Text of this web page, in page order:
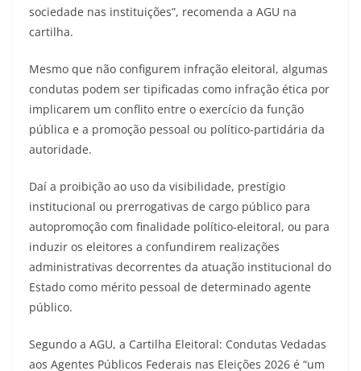
sociedade nas instituições”, recomenda a AGU na
cartilha.
Mesmo que não configurem infração eleitoral, algumas
condutas podem ser tipificadas como infração ética por
implicarem um conflito entre o exercício da função
pública e a promoção pessoal ou político-partidária da
autoridade.
Daí a proibição ao uso da visibilidade, prestígio
institucional ou prerrogativas de cargo público para
autopromoção com finalidade político-eleitoral, ou para
induzir os eleitores a confundirem realizações
administrativas decorrentes da atuação institucional do
Estado como mérito pessoal de determinado agente
público.
Segundo a AGU, a Cartilha Eleitoral: Condutas Vedadas
aos Agentes Públicos Federais nas Eleições 2026 é “um